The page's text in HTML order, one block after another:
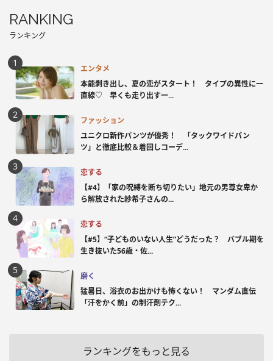
RANKING
ランキング
エンタメ
本能剥き出し、夏の恋がスタート！ タイプの異性に一
直線♡ 早くも走り出す一...
ファッション
ユニクロ新作パンツが優秀！ 「タックワイドパン
ツ」と徹底比較＆着回しコーデ...
恋する
【#4】「家の呪縛を断ち切りたい」地元の男尊女卑か
ら解放された紗希子さんの...
恋する
【#5】“子どものいない人生”どうだった？ バブル期を
生き抜いた56歳・佐...
磨く
猛暑日、浴衣のお出かけも怖くない！ マンダム直伝
「汗をかく前」の制汗剤テク...
ランキングをもっと見る